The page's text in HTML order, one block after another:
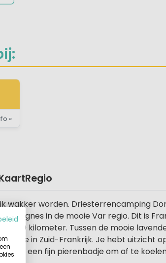
»
Regio
wakker worden. Driesterrencamping
Signes in de mooie Var regio. Dit is
30 kilometer. Tussen de mooie
in Zuid-Frankrijk. Je hebt uitzicht
is er een fijn pierenbadje om af te